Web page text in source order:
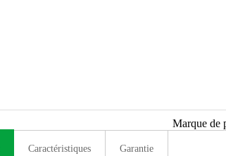
Marque de
Caractéristiques Garantie